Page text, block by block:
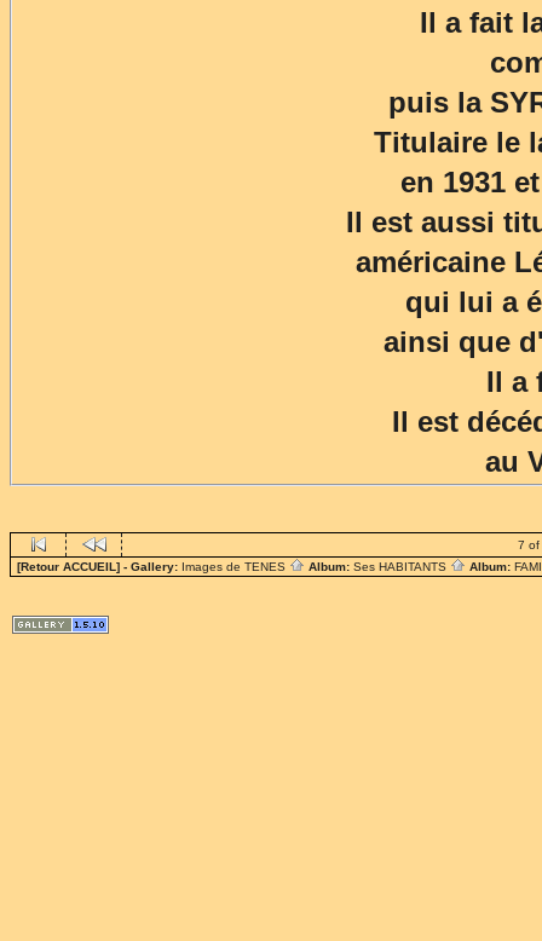
Il a fait
puis la
Titulaire le
en 1931
Il est aussi
américaine
qui lui a
ainsi que
Il a
Il est
au
7 of
[Retour ACCUEIL] - Gallery: Images de TENES Album: Ses HABITANTS Album: